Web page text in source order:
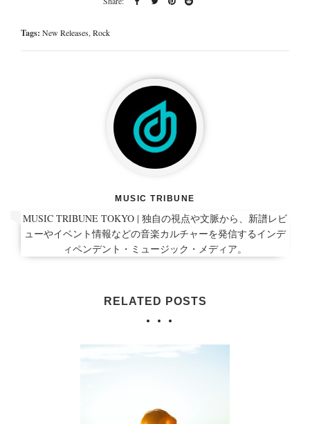
Tags: New Releases,Rock
MUSIC TRIBUNE
MUSIC TRIBUNE TOKYO | 独自の視点や文脈から、新譜レビ
ューやイベント情報などの音楽カルチャーを発信するインデ
ィペンデント・ミュージック・メディア。
RELATED POSTS